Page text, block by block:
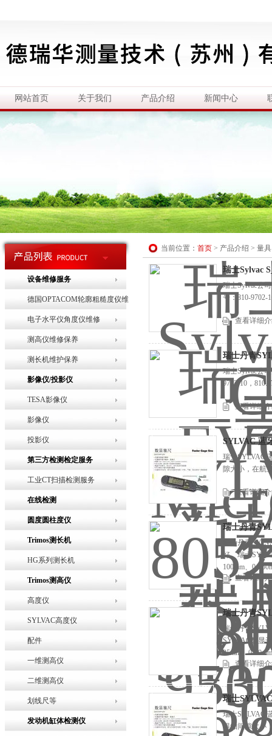
网站首页 关于我们 产品介绍 新闻中心
设备维修服务
德国OPTACOM轮廓粗糙度仪维
修
电子水平仪角度仪维修
测高仪维修保养
测长机维护保养
影像仪/投影仪
TESA影像仪
影像仪
投影仪
第三方检测检定服务
工业CT扫描检测服务
在线检测
圆度圆柱度仪
Trimos测长机
HG系列测长机
Trimos测高仪
高度仪
SYLVAC高度仪
配件
一维测高仪
二维测高仪
划线尺等
发动机缸体检测仪
当前位置： 首页 > 产品介绍 > 量具
瑞士Sylvac
瑞士Sylvac公
号：810-9702-
查看详细
瑞士丹青
瑞士Sylvac公
9702-10，
查看详细
SYLVAC 蓝
瑞士SYLVAC
隙大小，在航
查看详细
瑞士丹青
瑞士丹青
好。瑞士
100mm、0-
查看详细
瑞士丹青
瑞士丹青
SYLVAC数显
25mm、0-
查看详细
瑞士
瑞士SYLVAC
得知间隙大小